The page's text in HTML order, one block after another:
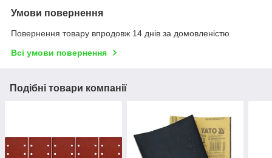
Умови повернення
Повернення товару впродовж 14 днів за домовленістю
Всі умови повернення
Подібні товари компанії